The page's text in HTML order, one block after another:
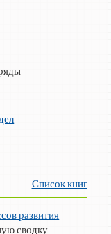
Список книг
развития
сводку